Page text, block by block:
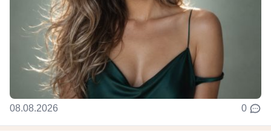
08.08.2026 0